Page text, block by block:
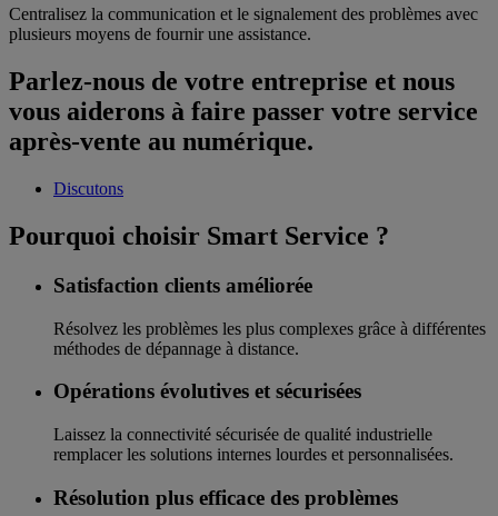
Centralisez la communication et le signalement des problèmes avec
plusieurs moyens de fournir une assistance.
Parlez-nous de votre entreprise et nous
vous aiderons à faire passer votre service
après-vente au numérique.
Discutons
Pourquoi choisir Smart Service ?
Satisfaction clients améliorée
Résolvez les problèmes les plus complexes grâce à différentes
méthodes de dépannage à distance.
Opérations évolutives et sécurisées
Laissez la connectivité sécurisée de qualité industrielle
remplacer les solutions internes lourdes et personnalisées.
Résolution plus efficace des problèmes